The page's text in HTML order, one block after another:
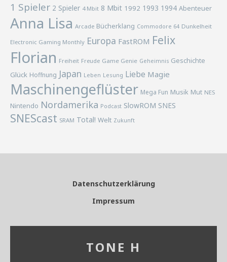
1 Spieler 2 Spieler 4 Mbit 8 Mbit 1992 1993 1994 Abenteuer
Anna Lisa Arcade Bücherklang Commodore 64 Dunkelheit
Electronic Gaming Monthly Europa FastROM Felix
Florian Freiheit Freude Game Genie Geheimnis Geschichte
Glück Hoffnung Japan Leben Lesung Liebe Magie
Maschinengeflüster Mega Fun Musik Mut NES
Nintendo Nordamerika Podcast SlowROM SNES
SNEScast SRAM Total! Welt Zukunft
Datenschutzerklärung
Impressum
TONE H